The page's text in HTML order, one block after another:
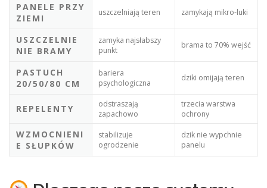
PANELE PRZY
ZIEMI
uszczelniają teren zamykają mikro‑luki
USZCZELNIE
NIE BRAMY
zamyka najsłabszy
punkt
brama to 70% wejść
PASTUCH
20/50/80 CM
bariera
psychologiczna
dziki omijają teren
REPELENTY
odstraszają
zapachowo
trzecia warstwa
ochrony
WZMOCNIENI
E SŁUPKÓW
stabilizuje
ogrodzenie
dzik nie wypchnie
panelu